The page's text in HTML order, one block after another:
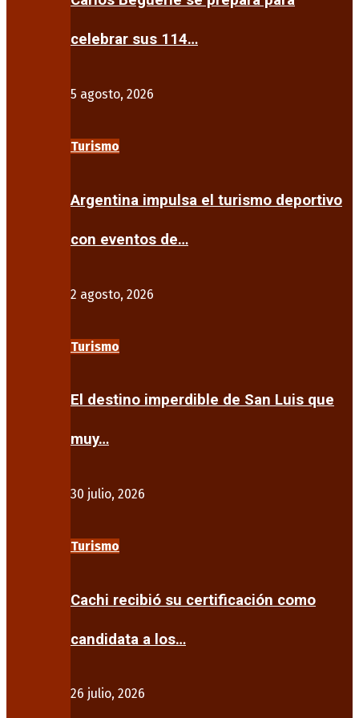
celebrar sus 114…
5 agosto, 2026
Turismo
Argentina impulsa el turismo deportivo
con eventos de…
2 agosto, 2026
Turismo
El destino imperdible de San Luis que
muy…
30 julio, 2026
Turismo
Cachi recibió su certificación como
candidata a los…
26 julio, 2026